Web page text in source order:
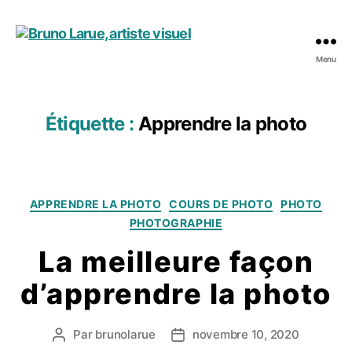
visuel
Menu
Étiquette : Apprendre la photo
Catégories
APPRENDRE LA PHOTO COURS DE PHOTO
PHOTO
PHOTOGRAPHIE
La meilleure façon
d’apprendre la photo
Auteur
Par brunolarue
Datenovembre 10, 2020